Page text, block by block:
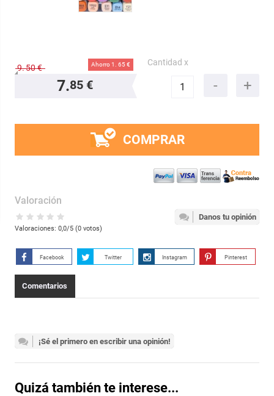
9.50 € Ahorro 1. 65 €
7.85 €
Cantidad x
COMPRAR
Danos tu opinión
Valoración
Valoraciones: 0,0/5 (0votos)
Facebook Twitter Instagram Pinterest
Comentarios
¡Sé el primero en escribir una opinión!
Quizá también te interese...